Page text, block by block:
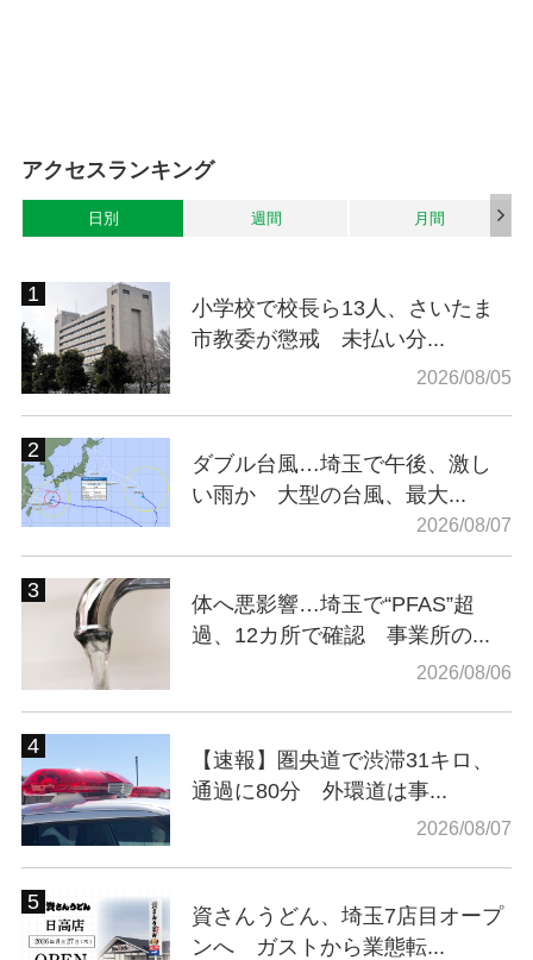
アクセスランキング
日別 週間 月間
小学校で校長ら13人、さいたま
市教委が懲戒 未払い分...
2026/08/05
ダブル台風…埼玉で午後、激し
い雨か 大型の台風、最大...
2026/08/07
体へ悪影響…埼玉で“PFAS”超
過、12カ所で確認 事業所の...
2026/08/06
【速報】圏央道で渋滞31キロ、
通過に80分 外環道は事...
2026/08/07
資さんうどん、埼玉7店目オープ
ンへ ガストから業態転...